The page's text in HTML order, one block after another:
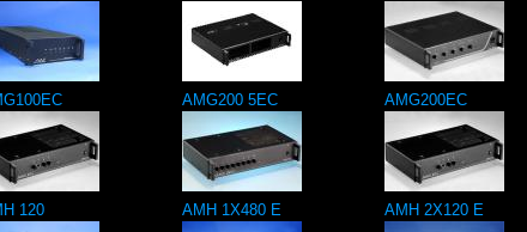
AMG200 5EC AMG200EC
120 AMH 1X480 E AMH 2X120 E